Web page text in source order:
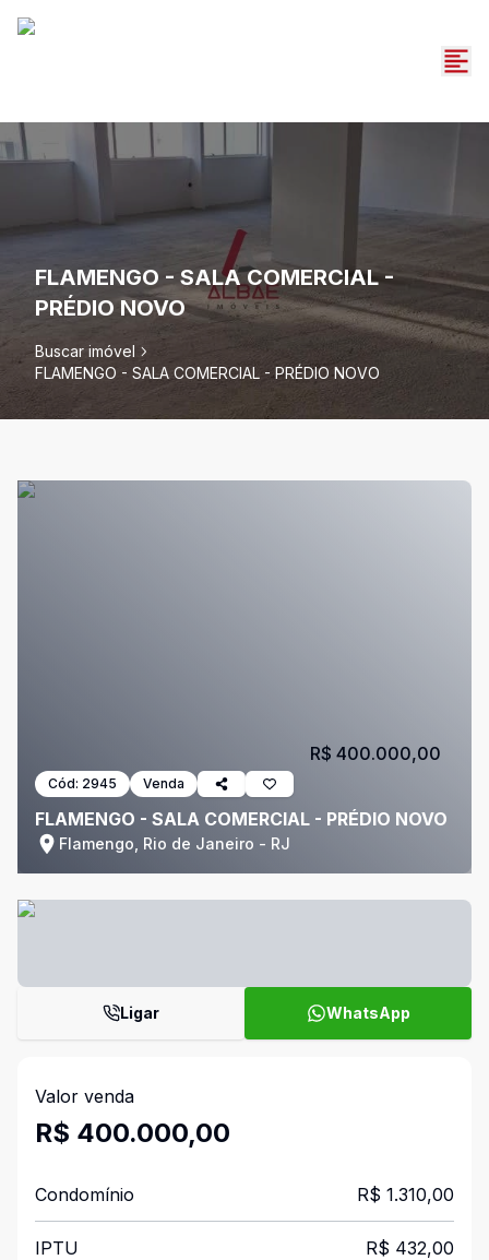
FLAMENGO - SALA COMERCIAL -
PRÉDIO NOVO
Buscar imóvel
FLAMENGO - SALA COMERCIAL - PRÉDIO NOVO
Cód: 2945 Venda
FLAMENGO - SALA COMERCIAL - PRÉDIO NOVO
Flamengo, Rio de Janeiro - RJ
R$ 400.000,00
Ligar WhatsApp
Valor venda
R$ 400.000,00
Condomínio R$ 1.310,00
IPTU R$ 432,00